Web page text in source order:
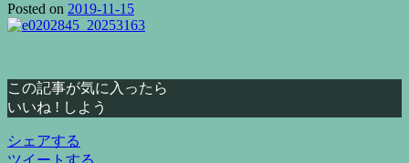
Posted on 2019-11-15
この記事が気に入ったら
いいね ! しよう
シェアする